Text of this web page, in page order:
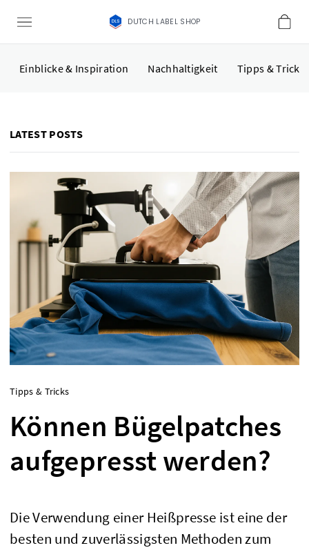
DUTCH LABEL SHOP
Einblicke & Inspiration Nachhaltigkeit Tipps & Tricks
LATEST POSTS
Tipps & Tricks
Können Bügelpatches
aufgepresst werden?
Die Verwendung einer Heißpresse ist eine der
besten und zuverlässigsten Methoden zum